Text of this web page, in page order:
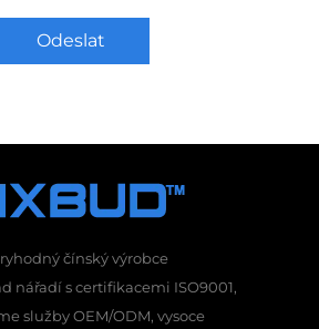
Odeslat
čínský výrobce
nářadí s certifikacemi ISO9001,
služby OEM/ODM, vysoce